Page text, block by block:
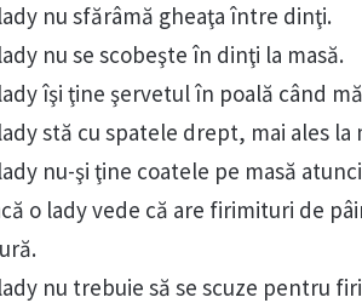
nu sfărâmă gheaţa între dinţi.
nu se scobeşte în dinţi la masă.
îşi ţine şervetul în poală când
stă cu spatele drept, mai ales la
nu-şi ţine coatele pe masă
o lady vede că are firimituri de
nu trebuie să se scuze pentru